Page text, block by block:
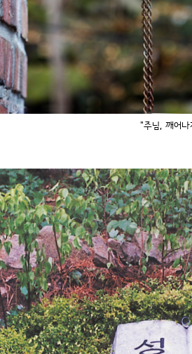
"주님, 깨어